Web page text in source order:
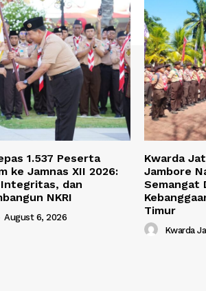
1.537 Peserta
ke Jamnas XII 2026:
dan
NKRI
August 6, 2026
Kwarda
Jambore
Semangat
Timur
Kwarda